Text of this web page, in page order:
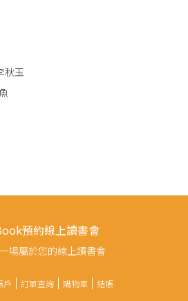
秋玉
預約線上讀書會
場屬於您的線上讀書會
戶 訂單查詢 購物車 結帳